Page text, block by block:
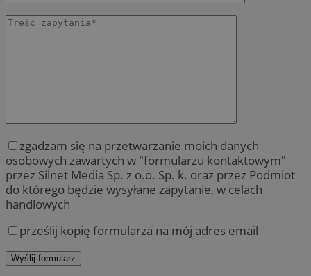
zgadzam się na przetwarzanie moich danych
osobowych zawartych w "formularzu kontaktowym"
przez Silnet Media Sp. z o.o. Sp. k. oraz przez Podmiot
do którego będzie wysyłane zapytanie, w celach
handlowych
prześlij kopię formularza na mój adres email